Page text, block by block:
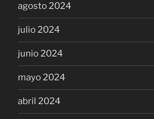
agosto 2024
julio 2024
junio 2024
mayo 2024
abril 2024